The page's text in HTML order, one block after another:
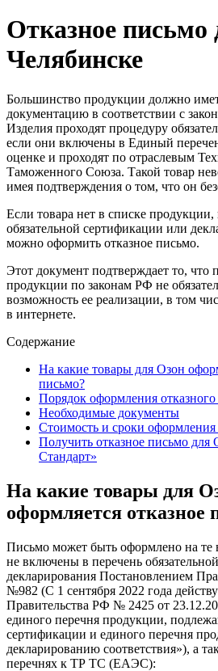
Отказное письмо
Челябинске
Большинство продукции должно
документацию в соответствии с
Изделия проходят процедуру
если они включены в Единый
оценке и проходят по отраслевым
Таможенного Союза. Такой товар
имея подтверждения о том, что он
Если товара нет в списке
обязательной сертификации или
можно оформить отказное письмо.
Этот документ подтверждает то, что
продукции по законам РФ не
возможность ее реализации, в том
в интернете.
Содержание
На какие товары для Озон
письмо?
Порядок оформления
Необходимые документы
Стоимость и сроки оформления
Получить отказное письмо
Стандарт»
На какие товары для
оформляется отказное
Письмо может быть оформлено на те
не включены в перечень
декларирования Постановлением
№982 (С 1 сентября 2022 года
Правительства РФ № 2425 от
единого перечня продукции,
сертификации и единого перечня
декларированию соответствия»), а
перечнях к ТР ТС (ЕАЭС):